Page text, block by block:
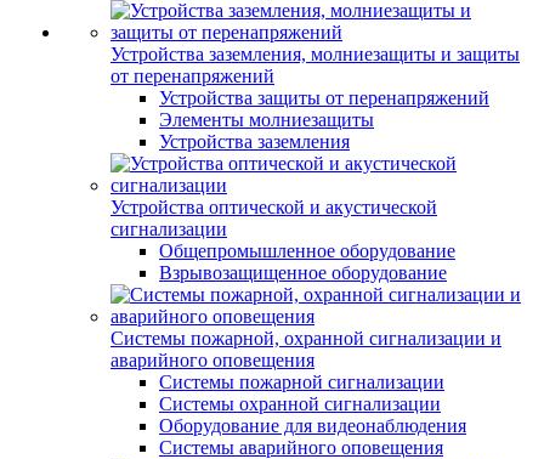
Устройства заземления, молниезащиты и защиты
от перенапряжений
Устройства защиты от перенапряжений
Элементы молниезащиты
Устройства заземления
Устройства оптической и акустической
сигнализации
Общепромышленное оборудование
Взрывозащищенное оборудование
Системы пожарной, охранной сигнализации и
аварийного оповещения
Системы пожарной сигнализации
Системы охранной сигнализации
Оборудование для видеонаблюдения
Системы аварийного оповещения